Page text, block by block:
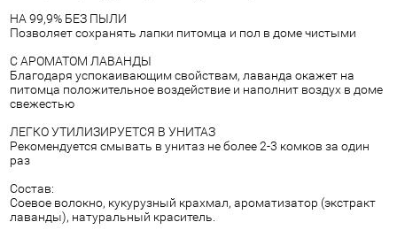
НА 99,9% БЕЗ ПЫЛИ
Позволяет сохранять лапки питомца и пол в доме чистыми
С АРОМАТОМ ЛАВАНДЫ
Благодаря успокаивающим свойствам, лаванда окажет на
питомца положительное воздействие и наполнит воздух в доме
свежестью
ЛЕГКО УТИЛИЗИРУЕТСЯ В УНИТАЗ
Рекомендуется смывать в унитаз не более 2-3 комков за один
раз
Состав:
Соевое волокно, кукурузный крахмал, ароматизатор (экстракт
лаванды), натуральный краситель.